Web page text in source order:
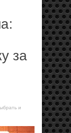
за
и